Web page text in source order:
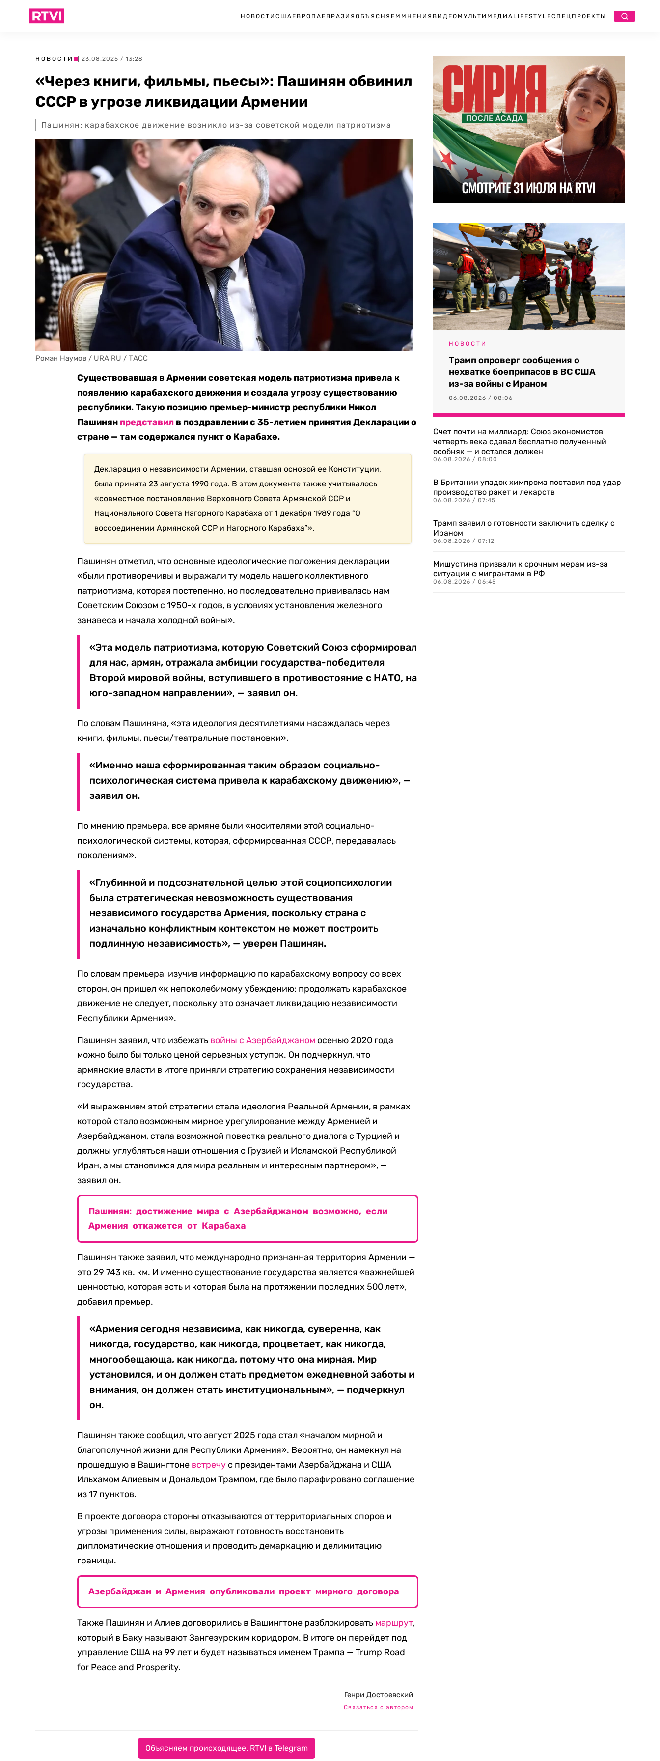
НОВОСТИ США ЕВРОПА ЕВРАЗИЯ ОБЪЯСНЯЕМ МНЕНИЯ ВИДЕО МУЛЬТИМЕДИА LIFESTYLEСПЕЦПРОЕКТЫ
НОВОСТИ | 23.08.2025 / 13:28
«Через книги, фильмы, пьесы»: Пашинян обвинил
СССР в угрозе ликвидации Армении
Пашинян: карабахское движение возникло из-за советской модели патриотизма
Роман Наумов / URA.RU / ТАСС
Существовавшая в Армении советская модель патриотизма привела к
появлению карабахского движения и создала угрозу существованию
республики. Такую позицию премьер-министр республики Никол
Пашинян представил в поздравлении с 35-летием принятия Декларации о
стране — там содержался пункт о Карабахе.
Декларация о независимости Армении, ставшая основой ее Конституции,
была принята 23 августа 1990 года. В этом документе также учитывалось
«совместное постановление Верховного Совета Армянской ССР и
Национального Совета Нагорного Карабаха от 1 декабря 1989 года “О
воссоединении Армянской ССР и Нагорного Карабаха”».
Пашинян отметил, что основные идеологические положения декларации
«были противоречивы и выражали ту модель нашего коллективного
патриотизма, которая постепенно, но последовательно прививалась нам
Советским Союзом с 1950-х годов, в условиях установления железного
занавеса и начала холодной войны».
«Эта модель патриотизма, которую Советский Союз сформировал
для нас, армян, отражала амбиции государства-победителя
Второй мировой войны, вступившего в противостояние с НАТО, на
юго-западном направлении», — заявил он.
По словам Пашиняна, «эта идеология десятилетиями насаждалась через
книги, фильмы, пьесы/театральные постановки».
«Именно наша сформированная таким образом социально-
психологическая система привела к карабахскому движению», —
заявил он.
По мнению премьера, все армяне были «носителями этой социально-
психологической системы, которая, сформированная СССР, передавалась
поколениям».
«Глубинной и подсознательной целью этой социопсихологии
была стратегическая невозможность существования
независимого государства Армения, поскольку страна с
изначально конфликтным контекстом не может построить
подлинную независимость», — уверен Пашинян.
По словам премьера, изучив информацию по карабахскому вопросу со всех
сторон, он пришел «к непоколебимому убеждению: продолжать карабахское
движение не следует, поскольку это означает ликвидацию независимости
Республики Армения».
Пашинян заявил, что избежать войны с Азербайджаном осенью 2020 года
можно было бы только ценой серьезных уступок. Он подчеркнул, что
армянские власти в итоге приняли стратегию сохранения независимости
государства.
«И выражением этой стратегии стала идеология Реальной Армении, в рамках
которой стало возможным мирное урегулирование между Арменией и
Азербайджаном, стала возможной повестка реального диалога с Турцией и
должны углубляться наши отношения с Грузией и Исламской Республикой
Иран, а мы становимся для мира реальным и интересным партнером», —
заявил он.
Пашинян: достижение мира с Азербайджаном возможно, если
Армения откажется от Карабаха
Пашинян также заявил, что международно признанная территория Армении —
это 29 743 кв. км. И именно существование государства является «важнейшей
ценностью, которая есть и которая была на протяжении последних 500 лет»,
добавил премьер.
«Армения сегодня независима, как никогда, суверенна, как
никогда, государство, как никогда, процветает, как никогда,
многообещающа, как никогда, потому что она мирная. Мир
установился, и он должен стать предметом ежедневной заботы и
внимания, он должен стать институциональным», — подчеркнул
он.
Пашинян также сообщил, что август 2025 года стал «началом мирной и
благополучной жизни для Республики Армения». Вероятно, он намекнул на
прошедшую в Вашингтоне встречу с президентами Азербайджана и США
Ильхамом Алиевым и Дональдом Трампом, где было парафировано соглашение
из 17 пунктов.
В проекте договора стороны отказываются от территориальных споров и
угрозы применения силы, выражают готовность восстановить
дипломатические отношения и проводить демаркацию и делимитацию
границы.
Азербайджан и Армения опубликовали проект мирного договора
Также Пашинян и Алиев договорились в Вашингтоне разблокировать маршрут,
который в Баку называют Зангезурским коридором. В итоге он перейдет под
управление США на 99 лет и будет называться именем Трампа — Trump Road
for Peace and Prosperity.
Генри Достоевский
Связаться с автором
Объясняем происходящее. RTVI в Telegram
НОВОСТИ
Трамп опроверг сообщения о
нехватке боеприпасов в ВС США
из-за войны с Ираном
06.08.2026 / 08:06
Счет почти на миллиард: Союз экономистов
четверть века сдавал бесплатно полученный
особняк — и остался должен
06.08.2026 / 08:00
В Британии упадок химпрома поставил под удар
производство ракет и лекарств
06.08.2026 / 07:45
Трамп заявил о готовности заключить сделку с
Ираном
06.08.2026 / 07:12
Мишустина призвали к срочным мерам из-за
ситуации с мигрантами в РФ
06.08.2026 / 06:45